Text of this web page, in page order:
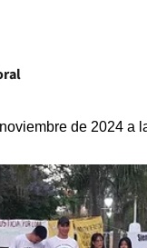
de 2024 a